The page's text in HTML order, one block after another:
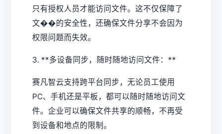
只有授权人员才能访问文件。这不仅保障了
文��的安全性，还确保文件分享不会因为
权限问题而失效。
3. **多设备同步，随时随地访问文件：**
赛凡智云支持跨平台同步，无论员工使用
PC、手机还是平板，都可以随时随地访问文
件。企业可以确保文件共享的顺畅，不再受
到设备和地点的限制。